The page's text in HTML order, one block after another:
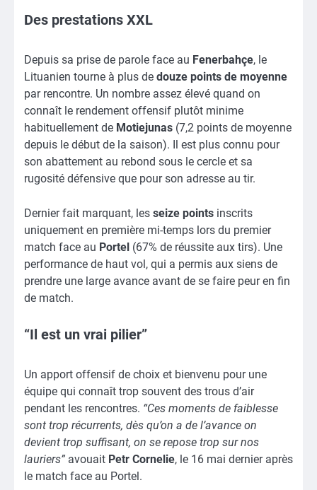
Des prestations XXL
Depuis sa prise de parole face au Fenerbahçe, le
Lituanien tourne à plus de douze points de moyenne
par rencontre. Un nombre assez élevé quand on
connaît le rendement offensif plutôt minime
habituellement de Motiejunas (7,2 points de moyenne
depuis le début de la saison). Il est plus connu pour
son abattement au rebond sous le cercle et sa
rugosité défensive que pour son adresse au tir.
Dernier fait marquant, les seize points inscrits
uniquement en première mi-temps lors du premier
match face au Portel (67% de réussite aux tirs). Une
performance de haut vol, qui a permis aux siens de
prendre une large avance avant de se faire peur en fin
de match.
“Il est un vrai pilier”
Un apport offensif de choix et bienvenu pour une
équipe qui connaît trop souvent des trous d’air
pendant les rencontres. “Ces moments de faiblesse
sont trop récurrents, dès qu’on a de l’avance on
devient trop suffisant, on se repose trop sur nos
lauriers” avouait Petr Cornelie, le 16 mai dernier après
le match face au Portel.